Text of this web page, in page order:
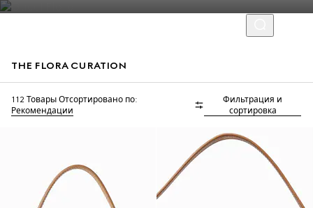
THE FLORA CURATION
112 Товары Отсортировано по:
Рекомендации
Фильтрация и
сортировка
Добавьте инициалы